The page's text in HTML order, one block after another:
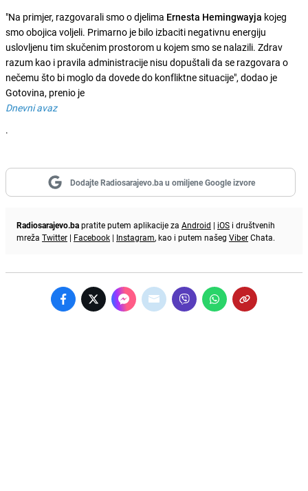
"Na primjer, razgovarali smo o djelima Ernesta Hemingwayja kojeg
smo obojica voljeli. Primarno je bilo izbaciti negativnu energiju
uslovljenu tim skučenim prostorom u kojem smo se nalazili. Zdrav
razum kao i pravila administracije nisu dopuštali da se razgovara o
nečemu što bi moglo da dovede do konfliktne situacije", dodao je
Gotovina, prenio je
Dnevni avaz
.
Dodajte Radiosarajevo.ba u omiljene Google izvore
Radiosarajevo.bapratite putem aplikacije za Android | iOS i društvenih
mreža Twitter | Facebook | Instagram, kao i putem našeg ViberChata.